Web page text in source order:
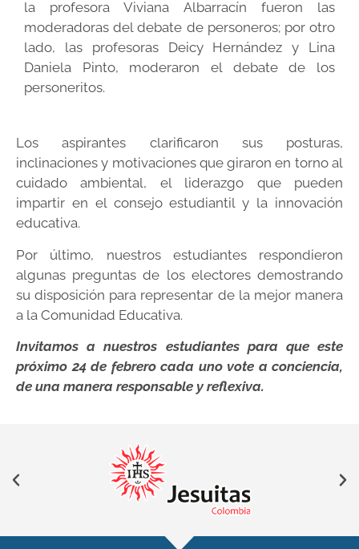
la profesora Viviana Albarracín fueron las
moderadoras del debate de personeros; por otro
lado, las profesoras Deicy Hernández y Lina
Daniela Pinto, moderaron el debate de los
personeritos.
Los aspirantes clarificaron sus posturas,
inclinaciones y motivaciones que giraron en torno al
cuidado ambiental, el liderazgo que pueden
impartir en el consejo estudiantil y la innovación
educativa.
Por último, nuestros estudiantes respondieron
algunas preguntas de los electores demostrando
su disposición para representar de la mejor manera
a la Comunidad Educativa.
Invitamos a nuestros estudiantes para que este
próximo 24 de febrero cada uno vote a conciencia,
de una manera responsable y reflexiva.